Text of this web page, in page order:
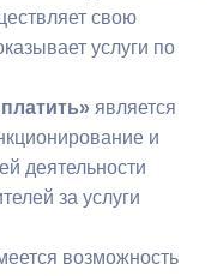
свою
услуги по
является
и
деятельности
за услуги
возможность